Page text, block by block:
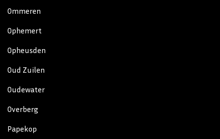
Ommeren
Ophemert
Opheusden
Oud Zuilen
Oudewater
Overberg
Papekop